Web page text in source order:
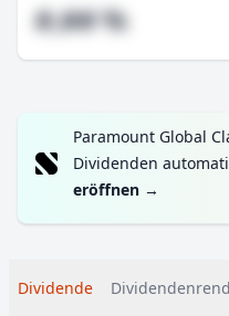
#,## %
Paramount Global
Dividenden
eröffnen →
Dividende